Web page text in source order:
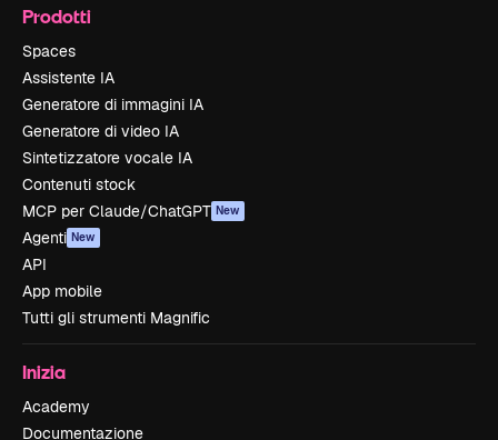
Prodotti
Spaces
Assistente IA
Generatore di immagini IA
Generatore di video IA
Sintetizzatore vocale IA
Contenuti stock
MCP per Claude/ChatGPT New
Agenti New
API
App mobile
Tutti gli strumenti Magnific
Inizia
Academy
Documentazione